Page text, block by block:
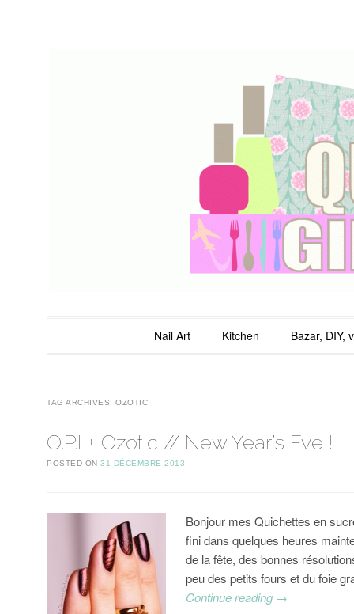
QuicheGirl
Nail Art Kitchen Bazar, DIY,
TAG ARCHIVES:OZOTIC
O.P.I + Ozotic // New Year’s Eve !
POSTED ON31 DÉCEMBRE 2013
Bonjour mes Quichettes en
fini dans quelques heures
de la fête, des bonnes
peu des petits fours et du foie
Continue reading →